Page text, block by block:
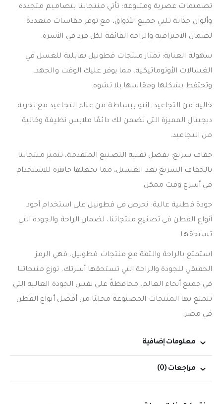
تصميمات عصرية ومتنوعة: تأتي منتجاتنا بتصاميم متجددة
وألوان جذابة تلبي جميع الأذواق، مع توفر مقاسات متعددة
لضمان الاحترافية والراحة الفائقة لكل فرد في الأسرة.
سهولة العناية: تمتاز منتجات قطونيل بقابلية للغسل في
الغسالات الأوتوماتيكية، مما يوفر عليك الوقت والجهد،
وتحتفظ بشكلها ومقاسها بلا تشوه.
خالية من التجاعيد: انتهِ ببساطة من عناء التجاعيد مع تجربة
ديجيتال المميزة التي تضمن لك دائمًا ملابس نظيفة وخالية
من التجاعيد.
جفاف سريع: بفضل تقنية التصنيع المتقدمة، تتميز منتجاتنا
بالجفاف السريع بعد الغسيل، مما يجعلها جاهزة للاستخدام
في أسرع وقت ممكن.
جودة قطنية عالية: نحرص في قطونيل على استخدام أجود
أنواع القطن في تصنيع منتجاتنا، لضمان الراحة والجودة التي
تستحقها.
استمتع بالراحة والثقة مع منتجات قطونيل، فهي الرمز
الحقيقي للجودة والراحة التي تستحقها أسرتك. توزع منتجاتنا
في جميع أنحاء العالم، محافظةً على نفس الجودة العالية التي
تتمتع بها المنتجات المصنوعة محليًا من أفضل أنواع القطن
في مصر.
معلومات إضافية
مراجعات (0)